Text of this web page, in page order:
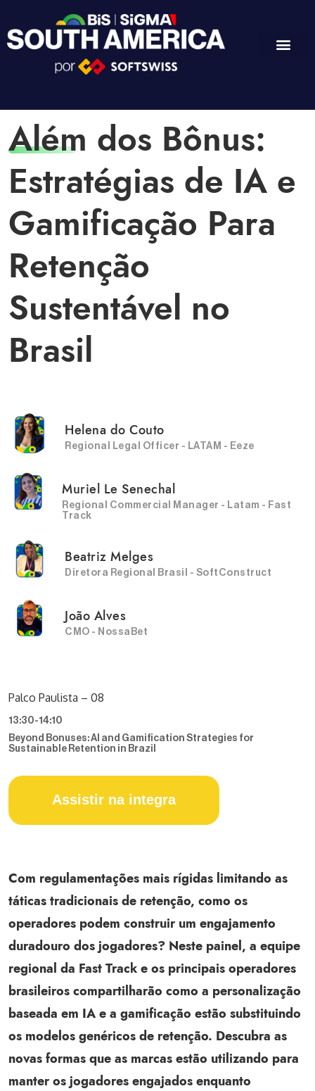
Além dos Bônus:
Estratégias de IA e
Gamificação Para
Retenção
Sustentável no
Brasil
Helena do Couto
Regional Legal Officer - LATAM - Eeze
Muriel Le Senechal
Regional Commercial Manager - Latam - Fast
Track
Beatriz Melges
Diretora Regional Brasil - SoftConstruct
João Alves
CMO - NossaBet
Palco Paulista – 08
13:30-14:10
Beyond Bonuses: AI and Gamification Strategies for
Sustainable Retention in Brazil
Assistir na integra
Com regulamentações mais rígidas limitando as
táticas tradicionais de retenção, como os
operadores podem construir um engajamento
duradouro dos jogadores? Neste painel, a equipe
regional da Fast Track e os principais operadores
brasileiros compartilharão como a personalização
baseada em IA e a gamificação estão substituindo
os modelos genéricos de retenção. Descubra as
novas formas que as marcas estão utilizando para
manter os jogadores engajados enquanto